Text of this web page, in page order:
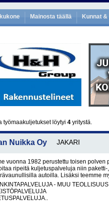
Mainosta täällä Kunnat
työmaakuljetukset löytyi 4 yritystä.
Nuikka Oy JAKARI
vuonna 1982 perustettu toisen polven
ripeitä kuljetuspalveluja niin
autoilla. Lisäksi teemme
- MUU TEOLLISUUS